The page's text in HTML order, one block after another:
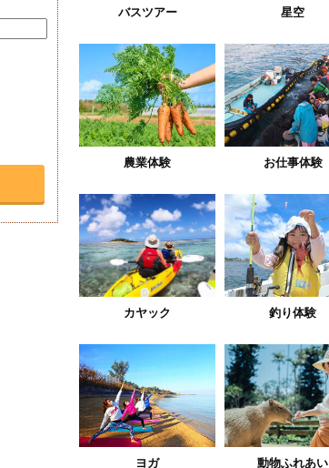
バスツアー 星空
農業体験 お仕事体験
カヤック 釣り体験
ヨガ 動物ふれあい